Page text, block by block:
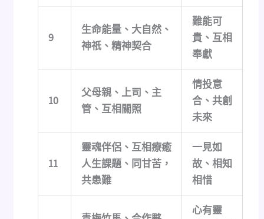
9
生命能量、大自然、
神祇、精神契合
難能可
貴、互相
奉獻
10
父母親、上司、主
管、互相關照
情投意
合、共創
未來
11
靈魂伴侶、互相療癒
人生課題、同甘苦，
共患難
一見如
故、相知
相惜
心有靈